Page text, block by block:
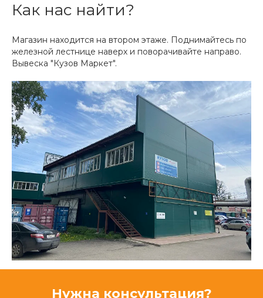
Как нас найти?
Магазин находится на втором этаже. Поднимайтесь по
железной лестнице наверх и поворачивайте направо.
Вывеска "Кузов Маркет".
Нужна консультация?